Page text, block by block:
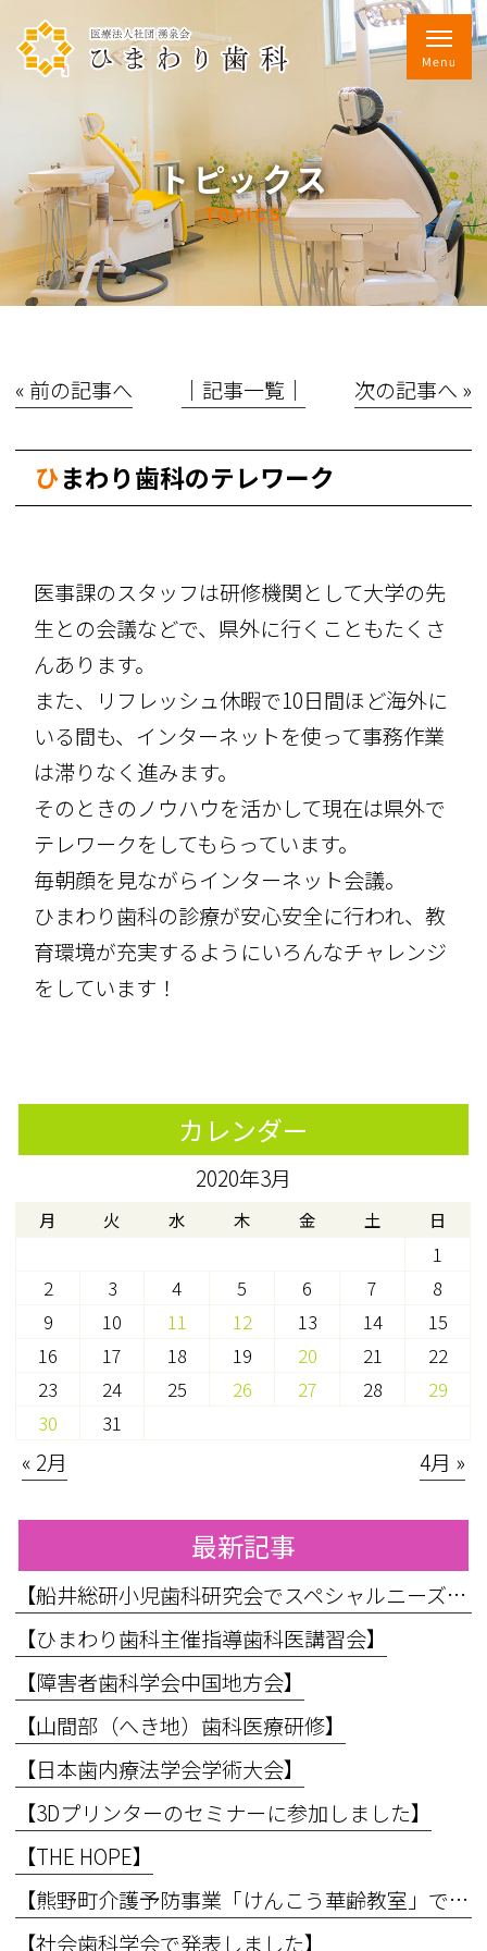
トピックス
TOPICS
« 前の記事へ │記事一覧│ 次の記事へ »
ひまわり歯科のテレワーク
医事課のスタッフは研修機関として大学の先
生との会議などで、県外に行くこともたくさ
んあります。
また、リフレッシュ休暇で10日間ほど海外に
いる間も、インターネットを使って事務作業
は滞りなく進みます。
そのときのノウハウを活かして現在は県外で
テレワークをしてもらっています。
毎朝顔を見ながらインターネット会議。
ひまわり歯科の診療が安心安全に行われ、教
育環境が充実するようにいろんなチャレンジ
をしています！
カレンダー
2020年3月
月 火 水 木 金 土 日
1
2
3 4 5 6 7
8
9
10 11 12 13 14
15
16
17 18 19 20 21
22
23
24 25 26 27 28
29
30
31
« 2月 4月 »
最新記事
【船井総研小児歯科研究会でスペシャルニーズ対応のお話をしてきました】
【ひまわり歯科主催指導歯科医講習会】
【障害者歯科学会中国地方会】
【山間部（へき地）歯科医療研修】
【日本歯内療法学会学術大会】
【3Dプリンターのセミナーに参加しました】
【THE HOPE】
【熊野町介護予防事業「けんこう華齢教室」で講義を行いました】
【社会歯科学会で発表しました】